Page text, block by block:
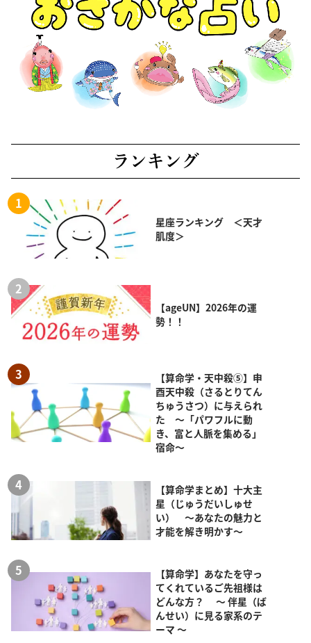
ランキング
星座ランキング ＜天才
肌度＞
【ageUN】2026年の運
勢！！
【算命学・天中殺⑤】申
酉天中殺（さるとりてん
ちゅうさつ）に与えられ
た ～「パワフルに動
き、富と人脈を集める」
宿命～
【算命学まとめ】十大主
星（じゅうだいしゅせ
い） ～あなたの魅力と
才能を解き明かす～
【算命学】あなたを守っ
てくれているご先祖様は
どんな方？ ～ 伴星（ば
んせい）に見る家系のテ
ーマ ～